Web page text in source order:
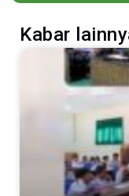
Kabar